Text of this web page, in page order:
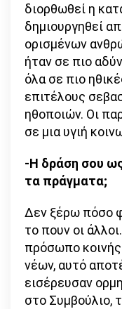
διορθωθεί η
δημιουργηθεί
ορισμένων
ήταν σε πιο
όλα σε πιο
επιτέλους
ηθοποιών. Οι
σε μια υγιή
-Η δράση σου
τα πράγματα;
Δεν ξέρω πόσο
το πουν οι
πρόσωπο
νέων, αυτό
εισέρευσαν
στο Συμβούλιο,